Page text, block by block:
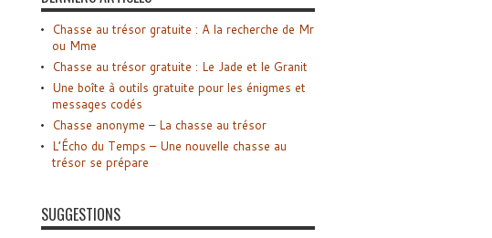
Chasse au trésor gratuite : A la recherche de Mr
ou Mme
Chasse au trésor gratuite : Le Jade et le Granit
Une boîte à outils gratuite pour les énigmes et
messages codés
Chasse anonyme – La chasse au trésor
L’Écho du Temps – Une nouvelle chasse au
trésor se prépare
SUGGESTIONS